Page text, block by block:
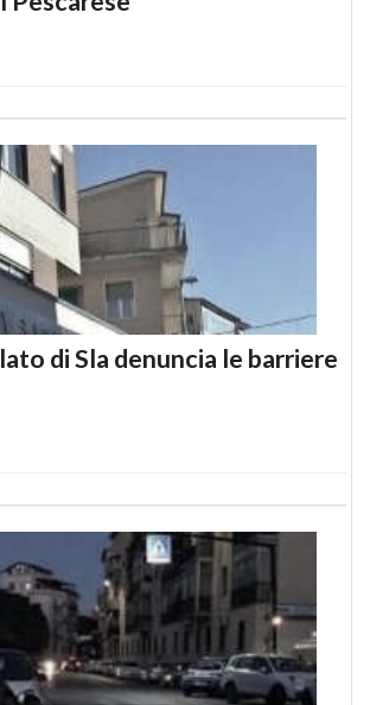
di Sla denuncia le barriere